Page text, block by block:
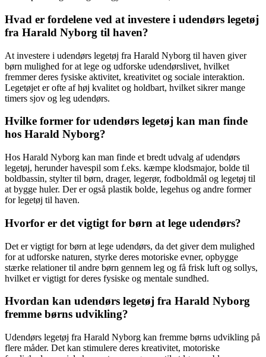
Hvad er fordelene ved at investere i udendørs legetøj
fra Harald Nyborg til haven?
At investere i udendørs legetøj fra Harald Nyborg til haven giver
børn mulighed for at lege og udforske udendørslivet, hvilket
fremmer deres fysiske aktivitet, kreativitet og sociale interaktion.
Legetøjet er ofte af høj kvalitet og holdbart, hvilket sikrer mange
timers sjov og leg udendørs.
Hvilke former for udendørs legetøj kan man finde
hos Harald Nyborg?
Hos Harald Nyborg kan man finde et bredt udvalg af udendørs
legetøj, herunder havespil som f.eks. kæmpe klodsmajor, bolde til
boldbassin, stylter til børn, drager, legerør, fodboldmål og legetøj til
at bygge huler. Der er også plastik bolde, legehus og andre former
for legetøj til haven.
Hvorfor er det vigtigt for børn at lege udendørs?
Det er vigtigt for børn at lege udendørs, da det giver dem mulighed
for at udforske naturen, styrke deres motoriske evner, opbygge
stærke relationer til andre børn gennem leg og få frisk luft og sollys,
hvilket er vigtigt for deres fysiske og mentale sundhed.
Hvordan kan udendørs legetøj fra Harald Nyborg
fremme børns udvikling?
Udendørs legetøj fra Harald Nyborg kan fremme børns udvikling på
flere måder. Det kan stimulere deres kreativitet, motoriske